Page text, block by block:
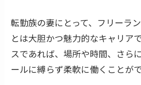
転勤族の妻にとって、フリーラ
とは大胆かつ魅力的なキャリア
スであれば、場所や時間、さら
ールに縛らず柔軟に働くことがで